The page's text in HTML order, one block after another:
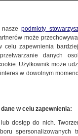
silne i trwało
siedem osób
naszepodmioty
może
zapewnienia
danych
Użytkownik może
w dowolnym
w celu zapewnienia:
dostęp do nich.
spersonalizowanych